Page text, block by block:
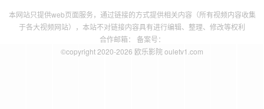
本网站只提供web页面服务，通过链接的方式提供相关内容（所有视频内容收集
于各大视频网站），本站不对链接内容具有进行编辑、整理、修改等权利
合作邮箱： 备案号：
©copyright 2020-2026 欧乐影院 ouletv1.com